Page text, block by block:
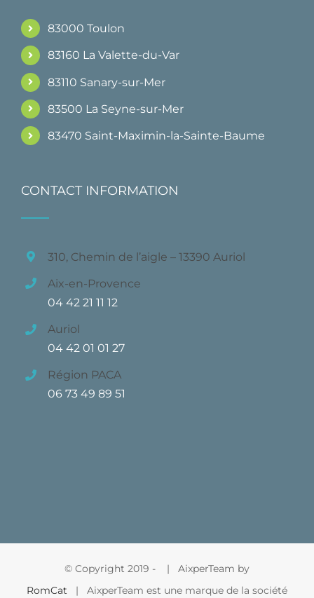
83000 Toulon
83160 La Valette-du-Var
83110 Sanary-sur-Mer
83500 La Seyne-sur-Mer
83470 Saint-Maximin-la-Sainte-Baume
CONTACT INFORMATION
310, Chemin de l’aigle – 13390 Auriol
Aix-en-Provence
04 42 21 11 12
Auriol
04 42 01 01 27
Région PACA
06 73 49 89 51
© Copyright 2019 -
| AixperTeam by
RomCat | AixperTeam est une marque de la société